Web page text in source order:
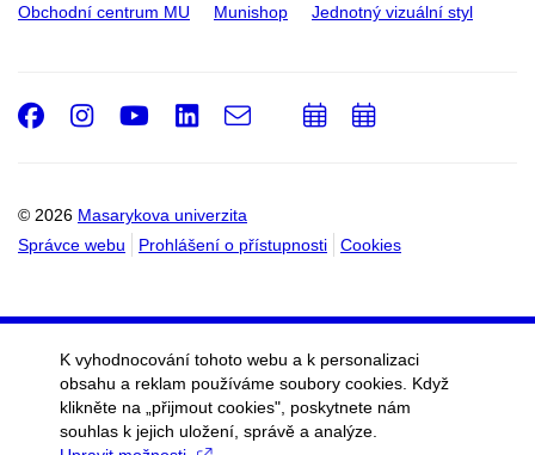
Obchodní centrum MU Munishop Jednotný vizuální styl
© 2026 Masarykova univerzita
Správce webu
Prohlášení o přístupnosti Cookies
Facebook
Instagram
Youtube
LinkedIn
e-
Email
PřidatPřidat
K vyhodnocování tohoto webu a k personalizaci
obsahu a reklam používáme soubory cookies. Když
klikněte na „přijmout cookies", poskytnete nám
souhlas k jejich uložení, správě a analýze.